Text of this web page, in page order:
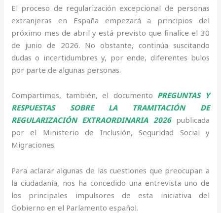
El proceso de regularización excepcional de personas
extranjeras en España empezará a principios del
próximo mes de abril y está previsto que finalice el 30
de junio de 2026. No obstante, continúa suscitando
dudas o incertidumbres y, por ende, diferentes bulos
por parte de algunas personas.
Compartimos, también, el documento PREGUNTAS Y
RESPUESTAS SOBRE LA TRAMITACIÓN DE
REGULARIZACIÓN EXTRAORDINARIA 2026 publicada
por el Ministerio de Inclusión, Seguridad Social y
Migraciones.
Para aclarar algunas de las cuestiones que preocupan a
la ciudadanía, nos ha concedido una entrevista uno de
los principales impulsores de esta iniciativa del
Gobierno en el Parlamento español.